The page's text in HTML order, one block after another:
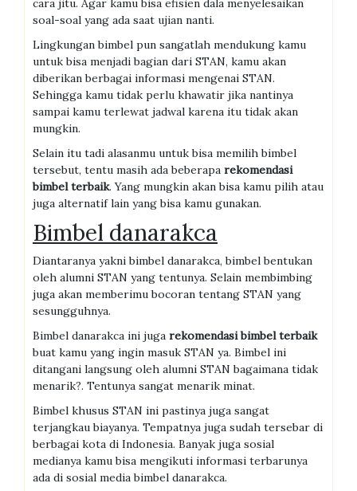
cara jitu. Agar kamu bisa efisien dala menyelesaikan
soal-soal yang ada saat ujian nanti.
Lingkungan bimbel pun sangatlah mendukung kamu
untuk bisa menjadi bagian dari STAN, kamu akan
diberikan berbagai informasi mengenai STAN.
Sehingga kamu tidak perlu khawatir jika nantinya
sampai kamu terlewat jadwal karena itu tidak akan
mungkin.
Selain itu tadi alasanmu untuk bisa memilih bimbel
tersebut, tentu masih ada beberapa rekomendasi
bimbel terbaik. Yang mungkin akan bisa kamu pilih atau
juga alternatif lain yang bisa kamu gunakan.
Bimbel danarakca
Diantaranya yakni bimbel danarakca, bimbel bentukan
oleh alumni STAN yang tentunya. Selain membimbing
juga akan memberimu bocoran tentang STAN yang
sesungguhnya.
Bimbel danarakca ini juga rekomendasi bimbel terbaik
buat kamu yang ingin masuk STAN ya. Bimbel ini
ditangani langsung oleh alumni STAN bagaimana tidak
menarik?. Tentunya sangat menarik minat.
Bimbel khusus STAN ini pastinya juga sangat
terjangkau biayanya. Tempatnya juga sudah tersebar di
berbagai kota di Indonesia. Banyak juga sosial
medianya kamu bisa mengikuti informasi terbarunya
ada di sosial media bimbel danarakca.